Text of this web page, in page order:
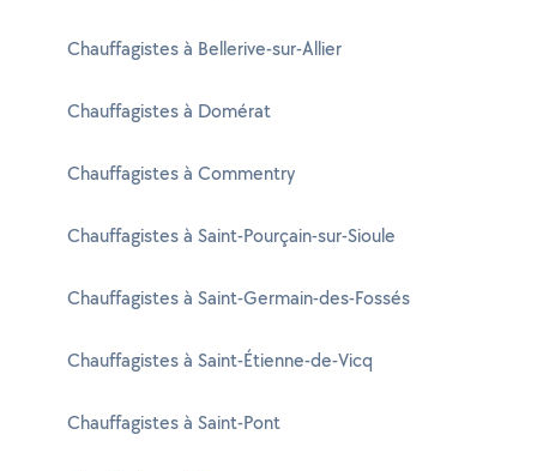
Chauffagistes à Bellerive-sur-Allier
Chauffagistes à Domérat
Chauffagistes à Commentry
Chauffagistes à Saint-Pourçain-sur-Sioule
Chauffagistes à Saint-Germain-des-Fossés
Chauffagistes à Saint-Étienne-de-Vicq
Chauffagistes à Saint-Pont